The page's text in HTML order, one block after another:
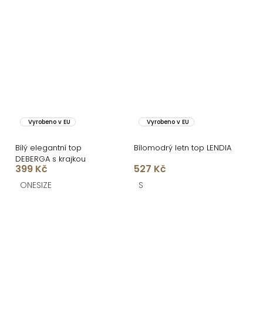
Vyrobeno v EU
Bílý elegantní top
DEBERGA s krajkou
399 Kč
ONESIZE
Vyrobeno v EU
Bílomodrý letn top LENDIA
527 Kč
S